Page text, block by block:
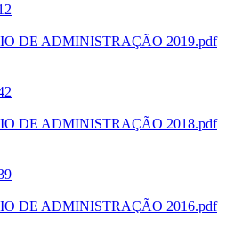
DE ADMINISTRAÇÃO 2019.pdf
DE ADMINISTRAÇÃO 2018.pdf
DE ADMINISTRAÇÃO 2016.pdf